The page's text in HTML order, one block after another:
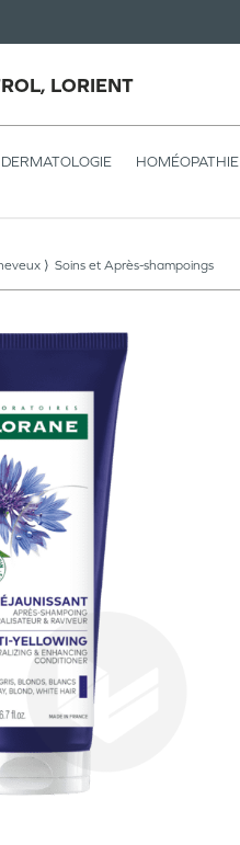
LORIENT
DERMATOLOGIE HOMÉOPATHIE
Soins et Après-shampoings